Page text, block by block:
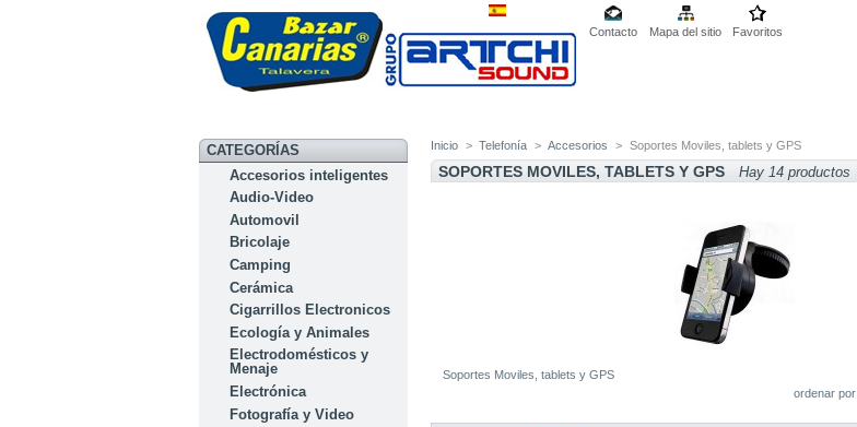
Contacto Mapa del sitio
Favoritos
CATEGORÍAS
Accesorios inteligentes
Audio-Video
Automovil
Bricolaje
Camping
Cerámica
Cigarrillos Electronicos
Ecología y Animales
Electrodomésticos y
Menaje
Electrónica
Fotografía y Video
Inicio > Telefonía > Accesorios > Soportes Moviles, tablets y GPS
SOPORTES MOVILES, TABLETS Y GPS Hay 14 productos
Soportes Moviles, tablets y GPS
ordenar por